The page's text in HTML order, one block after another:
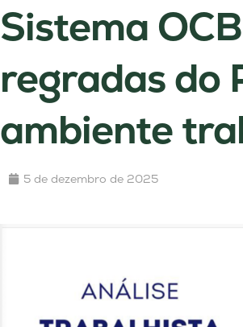
Sistema
regradas do
ambiente
5 de dezembro de 2025